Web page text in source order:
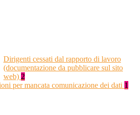
Dirigenti cessati dal rapporto di lavoro
(documentazione da pubblicare sul sito
web) 2
per mancata comunicazione dei dati 1